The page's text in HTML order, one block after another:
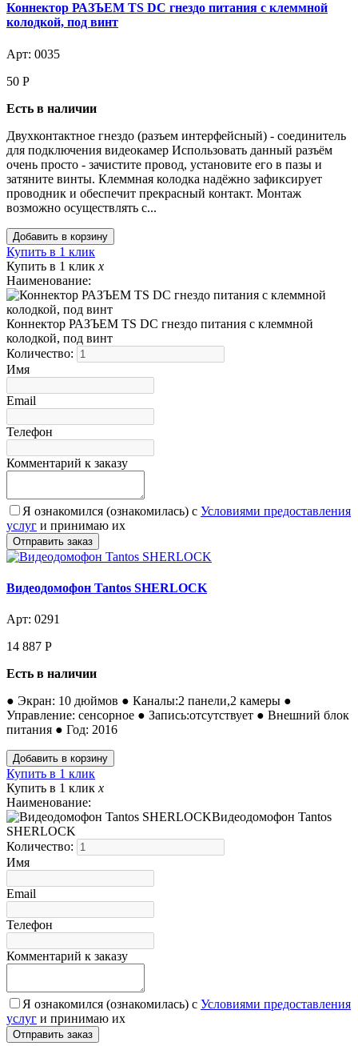
Коннектор РАЗЪЕМ TS DC гнездо питания с клеммной
колодкой, под винт
Арт: 0035
50 Р
Есть в наличии
Двухконтактное гнездо (разъем интерфейсный) - соединитель
для подключения видеокамер Использовать данный разъём
очень просто - зачистите провод, установите его в пазы и
затяните винты. Клеммная колодка надёжно зафиксирует
проводник и обеспечит прекрасный контакт. Монтаж
возможно осуществлять с...
Купить в 1 клик
Купить в 1 клик x
Наименование:
Коннектор РАЗЪЕМ TS DC гнездо питания с клеммной
колодкой, под винт
Количество:
Имя
Email
Телефон
Комментарий к заказу
Я ознакомился (ознакомилась) с Условиями предоставления
услуг и принимаю их
Видеодомофон Tantos SHERLOCK
Арт: 0291
14 887 Р
Есть в наличии
● Экран: 10 дюймов ● Каналы:2 панели,2 камеры ●
Управление: сенсорное ● Запись:отсутствует ● Внешний блок
питания ● Год: 2016
Купить в 1 клик
Купить в 1 клик x
Наименование:
Видеодомофон Tantos
SHERLOCK
Количество:
Имя
Email
Телефон
Комментарий к заказу
Я ознакомился (ознакомилась) с Условиями предоставления
услуг и принимаю их